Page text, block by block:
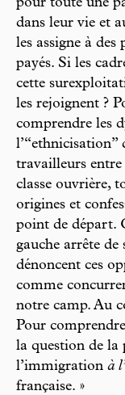
dans leur vie et
les assigne à
payés. Si les
cette
les rejoignent ?
comprendre les
l’“ethnicisation”
travailleurs entre
classe ouvrière,
origines et
point de départ.
gauche arrête
dénoncent ces
comme
notre camp. Au
Pour
la question de la
l’immigration à
française. »